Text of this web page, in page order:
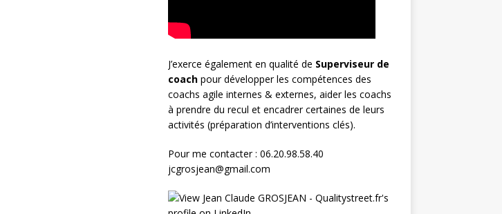
J’exerce également en qualité de Superviseur de
coachpour développer les compétences des
coachs agile internes & externes, aider les coachs
à prendre du recul et encadrer certaines de leurs
activités (préparation d’interventions clés).
Pour me contacter : 06.20.98.58.40
jcgrosjean@gmail.com